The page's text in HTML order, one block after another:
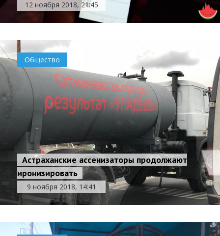
12 ноября 2018, 21:45
Общество
Астраханские ассенизаторы продолжают
иронизировать
9 ноября 2018, 14:41